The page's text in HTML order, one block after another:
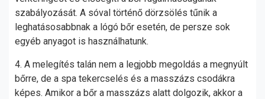
szabályozását. A sóval történő dörzsölés tűnik a
leghatásosabbnak a lógó bőr esetén, de persze sok
egyéb anyagot is használhatunk.
4. A melegítés talán nem a legjobb megoldás a megnyúlt
bőrre, de a spa tekercselés és a masszázs csodákra
képes. Amikor a bőr a masszázs alatt dolgozik, akkor a